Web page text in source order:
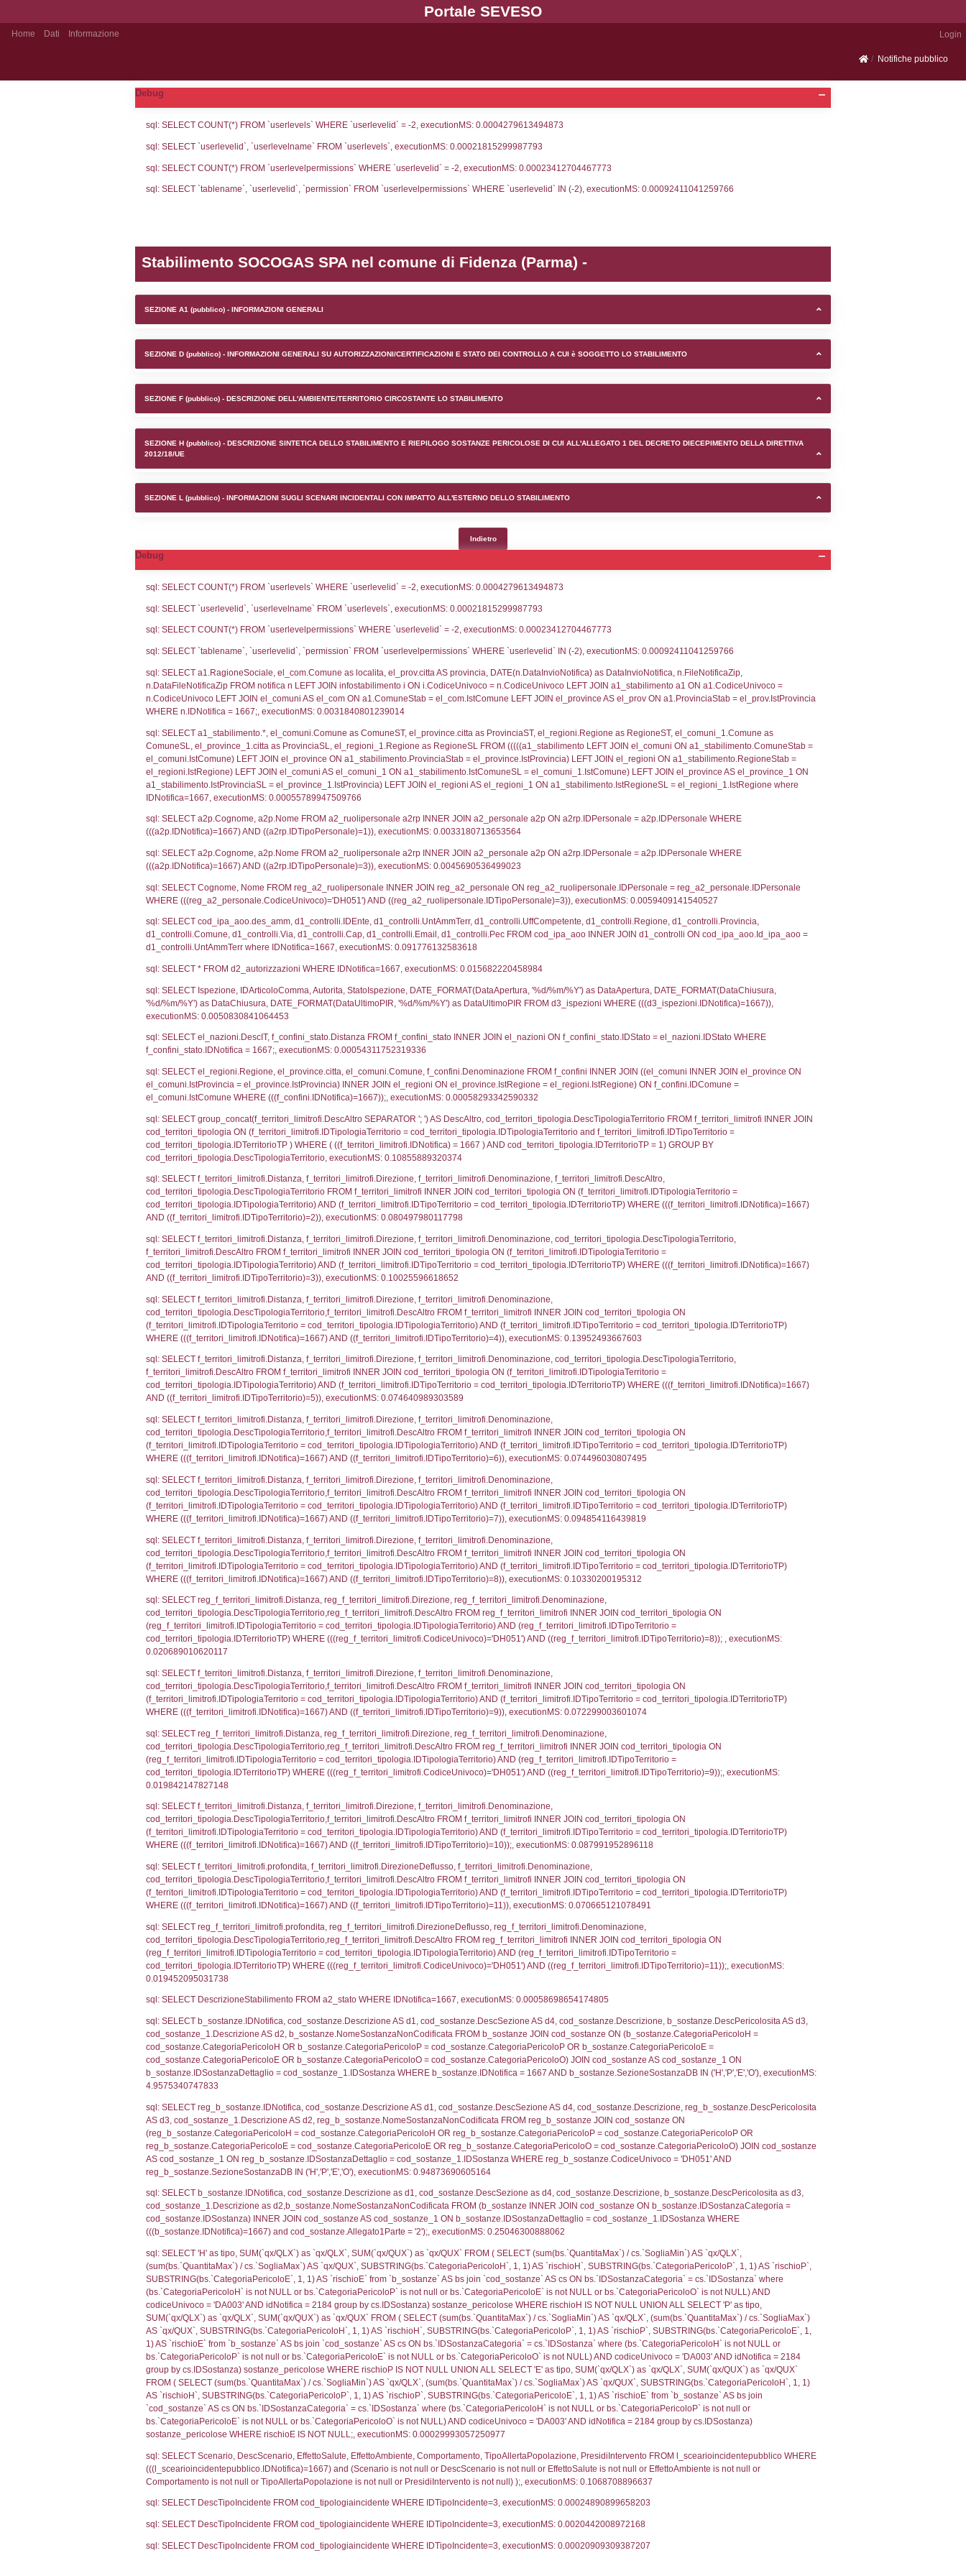
Portale SEVESO
Notifiche pubblico
Debug
sql: SELECT COUNT(*) FROM `userlevels` WHERE `userlevelid` = -2, executionMS: 0.0004279613494873
sql: SELECT COUNT(*) FROM `userlevelpermissions` WHERE `userlevelid` = -2, executionMS: 0.00023412704467773
Stabilimento SOCOGAS SPA nel comune di Fidenza (Parma) -
SEZIONE D (pubblico) - INFORMAZIONI GENERALI SU AUTORIZZAZIONI/CERTIFICAZIONI E STATO DEI CONTROLLO A CUI è SOGGETTO
SEZIONE F (pubblico) - DESCRIZIONE DELL'AMBIENTE/TERRITORIO CIRCOSTANTE LO STABILIMENTO
SEZIONE H (pubblico) - DESCRIZIONE SINTETICA DELLO STABILIMENTO E RIEPILOGO SOSTANZE PERICOLOSE DI CUI ALL'ALLEGATO
2012/18/UE
SEZIONE L (pubblico) - INFORMAZIONI SUGLI SCENARI INCIDENTALI CON IMPATTO ALL'ESTERNO DELLO STABILIMENTO
Debug
sql: SELECT COUNT(*) FROM `userlevels` WHERE `userlevelid` = -2, executionMS: 0.0004279613494873
sql: SELECT `userlevelid`, `userlevelname` FROM `userlevels`, executionMS: 0.00021815299987793
sql: SELECT COUNT(*) FROM `userlevelpermissions` WHERE `userlevelid` = -2, executionMS: 0.00023412704467773
sql: SELECT `tablename`, `userlevelid`, `permission` FROM `userlevelpermissions` WHERE `userlevelid` IN (-2),
sql: SELECT a1.RagioneSociale, el_com.Comune as localita, el_prov.citta AS provincia, DATE(n.DataInvioNotifica) as
n.DataFileNotificaZip FROM notifica n LEFT JOIN infostabilimento i ON i.CodiceUnivoco = n.CodiceUnivoco LEFT JOIN
n.CodiceUnivoco LEFT JOIN el_comuni AS el_com ON a1.ComuneStab = el_com.IstComune LEFT JOIN el_province AS
WHERE n.IDNotifica = 1667;, executionMS: 0.0031840801239014
sql: SELECT a1_stabilimento.*, el_comuni.Comune as ComuneST, el_province.citta as ProvinciaST, el_regioni.Regione
ComuneSL, el_province_1.citta as ProvinciaSL, el_regioni_1.Regione as RegioneSL FROM (((((a1_stabilimento LEFT
el_comuni.IstComune) LEFT JOIN el_province ON a1_stabilimento.ProvinciaStab = el_province.IstProvincia) LEFT JOIN
el_regioni.IstRegione) LEFT JOIN el_comuni AS el_comuni_1 ON a1_stabilimento.IstComuneSL =
a1_stabilimento.IstProvinciaSL = el_province_1.IstProvincia) LEFT JOIN el_regioni AS el_regioni_1 ON
IDNotifica=1667, executionMS: 0.00055789947509766
sql: SELECT a2p.Cognome, a2p.Nome FROM a2_ruolipersonale a2rp INNER JOIN a2_personale a2p ON
(((a2p.IDNotifica)=1667) AND ((a2rp.IDTipoPersonale)=1)), executionMS: 0.0033180713653564
sql: SELECT a2p.Cognome, a2p.Nome FROM a2_ruolipersonale a2rp INNER JOIN a2_personale a2p ON
(((a2p.IDNotifica)=1667) AND ((a2rp.IDTipoPersonale)=3)), executionMS: 0.0045690536499023
sql: SELECT Cognome, Nome FROM reg_a2_ruolipersonale INNER JOIN reg_a2_personale ON
WHERE (((reg_a2_personale.CodiceUnivoco)='DH051') AND ((reg_a2_ruolipersonale.IDTipoPersonale)=3)),
sql: SELECT cod_ipa_aoo.des_amm, d1_controlli.IDEnte, d1_controlli.UntAmmTerr, d1_controlli.UffCompetente,
d1_controlli.Comune, d1_controlli.Via, d1_controlli.Cap, d1_controlli.Email, d1_controlli.Pec FROM cod_ipa_aoo INNER
d1_controlli.UntAmmTerr where IDNotifica=1667, executionMS: 0.091776132583618
sql: SELECT * FROM d2_autorizzazioni WHERE IDNotifica=1667, executionMS: 0.015682220458984
sql: SELECT Ispezione, IDArticoloComma, Autorita, StatoIspezione, DATE_FORMAT(DataApertura, '%d/%m/%Y') as
'%d/%m/%Y') as DataChiusura, DATE_FORMAT(DataUltimoPIR, '%d/%m/%Y') as DataUltimoPIR FROM d3_ispezioni
executionMS: 0.0050830841064453
sql: SELECT el_nazioni.DescIT, f_confini_stato.Distanza FROM f_confini_stato INNER JOIN el_nazioni ON
f_confini_stato.IDNotifica = 1667;, executionMS: 0.00054311752319336
sql: SELECT el_regioni.Regione, el_province.citta, el_comuni.Comune, f_confini.Denominazione FROM f_confini INNER
el_comuni.IstProvincia = el_province.IstProvincia) INNER JOIN el_regioni ON el_province.IstRegione =
el_comuni.IstComune WHERE (((f_confini.IDNotifica)=1667));, executionMS: 0.00058293342590332
sql: SELECT group_concat(f_territori_limitrofi.DescAltro SEPARATOR '; ') AS DescAltro,
cod_territori_tipologia ON (f_territori_limitrofi.IDTipologiaTerritorio = cod_territori_tipologia.IDTipologiaTerritorio and
cod_territori_tipologia.IDTerritorioTP ) WHERE ( ((f_territori_limitrofi.IDNotifica) = 1667 ) AND
cod_territori_tipologia.DescTipologiaTerritorio, executionMS: 0.10855889320374
sql: SELECT f_territori_limitrofi.Distanza, f_territori_limitrofi.Direzione, f_territori_limitrofi.Denominazione,
cod_territori_tipologia.DescTipologiaTerritorio FROM f_territori_limitrofi INNER JOIN cod_territori_tipologia ON
cod_territori_tipologia.IDTipologiaTerritorio) AND (f_territori_limitrofi.IDTipoTerritorio =
AND ((f_territori_limitrofi.IDTipoTerritorio)=2)), executionMS: 0.080497980117798
sql: SELECT f_territori_limitrofi.Distanza, f_territori_limitrofi.Direzione, f_territori_limitrofi.Denominazione,
f_territori_limitrofi.DescAltro FROM f_territori_limitrofi INNER JOIN cod_territori_tipologia ON
cod_territori_tipologia.IDTipologiaTerritorio) AND (f_territori_limitrofi.IDTipoTerritorio =
AND ((f_territori_limitrofi.IDTipoTerritorio)=3)), executionMS: 0.10025596618652
sql: SELECT f_territori_limitrofi.Distanza, f_territori_limitrofi.Direzione, f_territori_limitrofi.Denominazione,
cod_territori_tipologia.DescTipologiaTerritorio,f_territori_limitrofi.DescAltro FROM f_territori_limitrofi INNER JOIN
(f_territori_limitrofi.IDTipologiaTerritorio = cod_territori_tipologia.IDTipologiaTerritorio) AND
WHERE (((f_territori_limitrofi.IDNotifica)=1667) AND ((f_territori_limitrofi.IDTipoTerritorio)=4)), executionMS:
f_territori_limitrofi.DescAltro FROM f_territori_limitrofi INNER JOIN cod_territori_tipologia ON
cod_territori_tipologia.IDTipologiaTerritorio) AND (f_territori_limitrofi.IDTipoTerritorio =
AND ((f_territori_limitrofi.IDTipoTerritorio)=5)), executionMS: 0.074640989303589
cod_territori_tipologia.DescTipologiaTerritorio,f_territori_limitrofi.DescAltro FROM f_territori_limitrofi INNER JOIN
(f_territori_limitrofi.IDTipologiaTerritorio = cod_territori_tipologia.IDTipologiaTerritorio) AND
sql: SELECT f_territori_limitrofi.Distanza, f_territori_limitrofi.Direzione, f_territori_limitrofi.Denominazione,
cod_territori_tipologia.DescTipologiaTerritorio,f_territori_limitrofi.DescAltro FROM f_territori_limitrofi INNER JOIN
(f_territori_limitrofi.IDTipologiaTerritorio = cod_territori_tipologia.IDTipologiaTerritorio) AND
WHERE (((f_territori_limitrofi.IDNotifica)=1667) AND ((f_territori_limitrofi.IDTipoTerritorio)=7)), executionMS:
sql: SELECT f_territori_limitrofi.Distanza, f_territori_limitrofi.Direzione, f_territori_limitrofi.Denominazione,
cod_territori_tipologia.DescTipologiaTerritorio,f_territori_limitrofi.DescAltro FROM f_territori_limitrofi INNER JOIN
(f_territori_limitrofi.IDTipologiaTerritorio = cod_territori_tipologia.IDTipologiaTerritorio) AND
WHERE (((f_territori_limitrofi.IDNotifica)=1667) AND ((f_territori_limitrofi.IDTipoTerritorio)=8)), executionMS:
sql: SELECT reg_f_territori_limitrofi.Distanza, reg_f_territori_limitrofi.Direzione, reg_f_territori_limitrofi.Denominazione,
cod_territori_tipologia.DescTipologiaTerritorio,reg_f_territori_limitrofi.DescAltro FROM reg_f_territori_limitrofi INNER JOIN
(reg_f_territori_limitrofi.IDTipologiaTerritorio = cod_territori_tipologia.IDTipologiaTerritorio) AND
cod_territori_tipologia.IDTerritorioTP) WHERE (((reg_f_territori_limitrofi.CodiceUnivoco)='DH051') AND
0.020689010620117